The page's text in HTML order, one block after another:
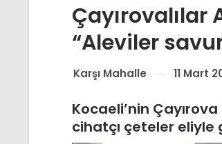
Çayırovalılar
“Aleviler
Karşı Mahalle 11 Mart
Kocaeli’nin
cihatçı çeteler eliyle